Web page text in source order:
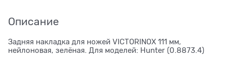
Описание
Задняя накладка для ножей VICTORINOX 111 мм,
нейлоновая, зелёная. Для моделей: Hunter (0.8873.4)